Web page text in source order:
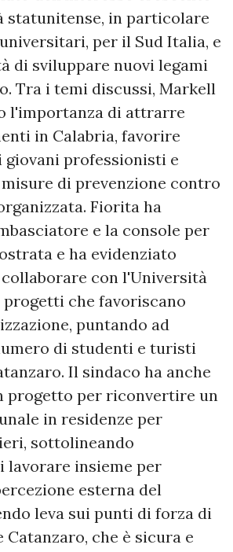
statunitense, in particolare
per il Sud Italia, e
di sviluppare nuovi legami
Tra i temi discussi, Markell
l'importanza di attrarre
in Calabria, favorire
giovani professionisti e
di prevenzione contro
Fiorita ha
e la console per
e ha evidenziato
con l'Università
che favoriscano
puntando ad
di studenti e turisti
Il sindaco ha anche
progetto per riconvertire un
in residenze per
sottolineando
lavorare insieme per
esterna del
leva sui punti di forza di
che è sicura e